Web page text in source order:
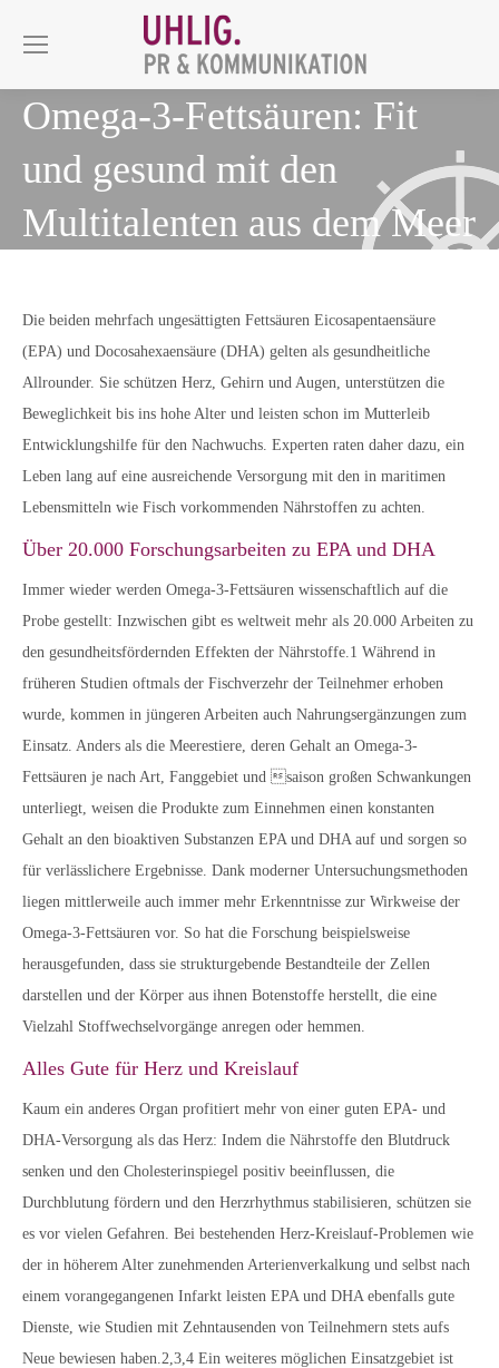
Omega-3-Fettsäuren: Fit
und gesund mit den
Multitalenten aus dem Meer
Die beiden mehrfach ungesättigten Fettsäuren Eicosapentaensäure
(EPA) und Docosahexaensäure (DHA) gelten als gesundheitliche
Allrounder. Sie schützen Herz, Gehirn und Augen, unterstützen die
Beweglichkeit bis ins hohe Alter und leisten schon im Mutterleib
Entwicklungshilfe für den Nachwuchs. Experten raten daher dazu, ein
Leben lang auf eine ausreichende Versorgung mit den in maritimen
Lebensmitteln wie Fisch vorkommenden Nährstoffen zu achten.
Über 20.000 Forschungsarbeiten zu EPA und DHA
Immer wieder werden Omega-3-Fettsäuren wissenschaftlich auf die
Probe gestellt: Inzwischen gibt es weltweit mehr als 20.000 Arbeiten zu
den gesundheitsfördernden Effekten der Nährstoffe.1 Während in
früheren Studien oftmals der Fischverzehr der Teilnehmer erhoben
wurde, kommen in jüngeren Arbeiten auch Nahrungsergänzungen zum
Einsatz. Anders als die Meerestiere, deren Gehalt an Omega-3-
Fettsäuren je nach Art, Fanggebiet und saison großen Schwankungen
unterliegt, weisen die Produkte zum Einnehmen einen konstanten
Gehalt an den bioaktiven Substanzen EPA und DHA auf und sorgen so
für verlässlichere Ergebnisse. Dank moderner Untersuchungsmethoden
liegen mittlerweile auch immer mehr Erkenntnisse zur Wirkweise der
Omega-3-Fettsäuren vor. So hat die Forschung beispielsweise
herausgefunden, dass sie strukturgebende Bestandteile der Zellen
darstellen und der Körper aus ihnen Botenstoffe herstellt, die eine
Vielzahl Stoffwechselvorgänge anregen oder hemmen.
Alles Gute für Herz und Kreislauf
Kaum ein anderes Organ profitiert mehr von einer guten EPA- und
DHA-Versorgung als das Herz: Indem die Nährstoffe den Blutdruck
senken und den Cholesterinspiegel positiv beeinflussen, die
Durchblutung fördern und den Herzrhythmus stabilisieren, schützen sie
es vor vielen Gefahren. Bei bestehenden Herz-Kreislauf-Problemen wie
der in höherem Alter zunehmenden Arterienverkalkung und selbst nach
einem vorangegangenen Infarkt leisten EPA und DHA ebenfalls gute
Dienste, wie Studien mit Zehntausenden von Teilnehmern stets aufs
Neue bewiesen haben.2,3,4 Ein weiteres möglichen Einsatzgebiet ist